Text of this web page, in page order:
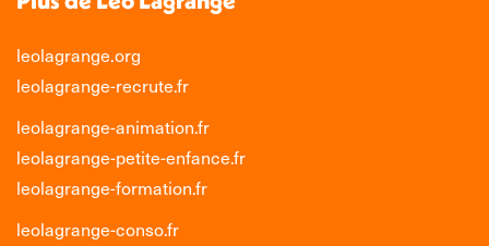
leolagrange.org
leolagrange-recrute.fr
leolagrange-animation.fr
leolagrange-petite-enfance.fr
leolagrange-formation.fr
leolagrange-conso.fr